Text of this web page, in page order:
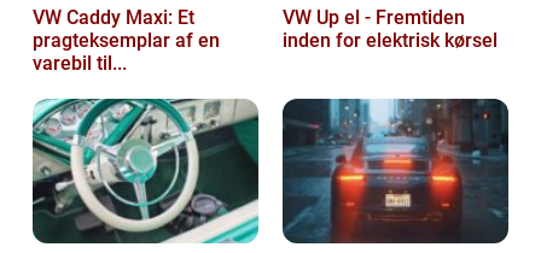
VW Caddy Maxi: Et
pragteksemplar af en
varebil til...
VW Up el - Fremtiden
inden for elektrisk kørsel